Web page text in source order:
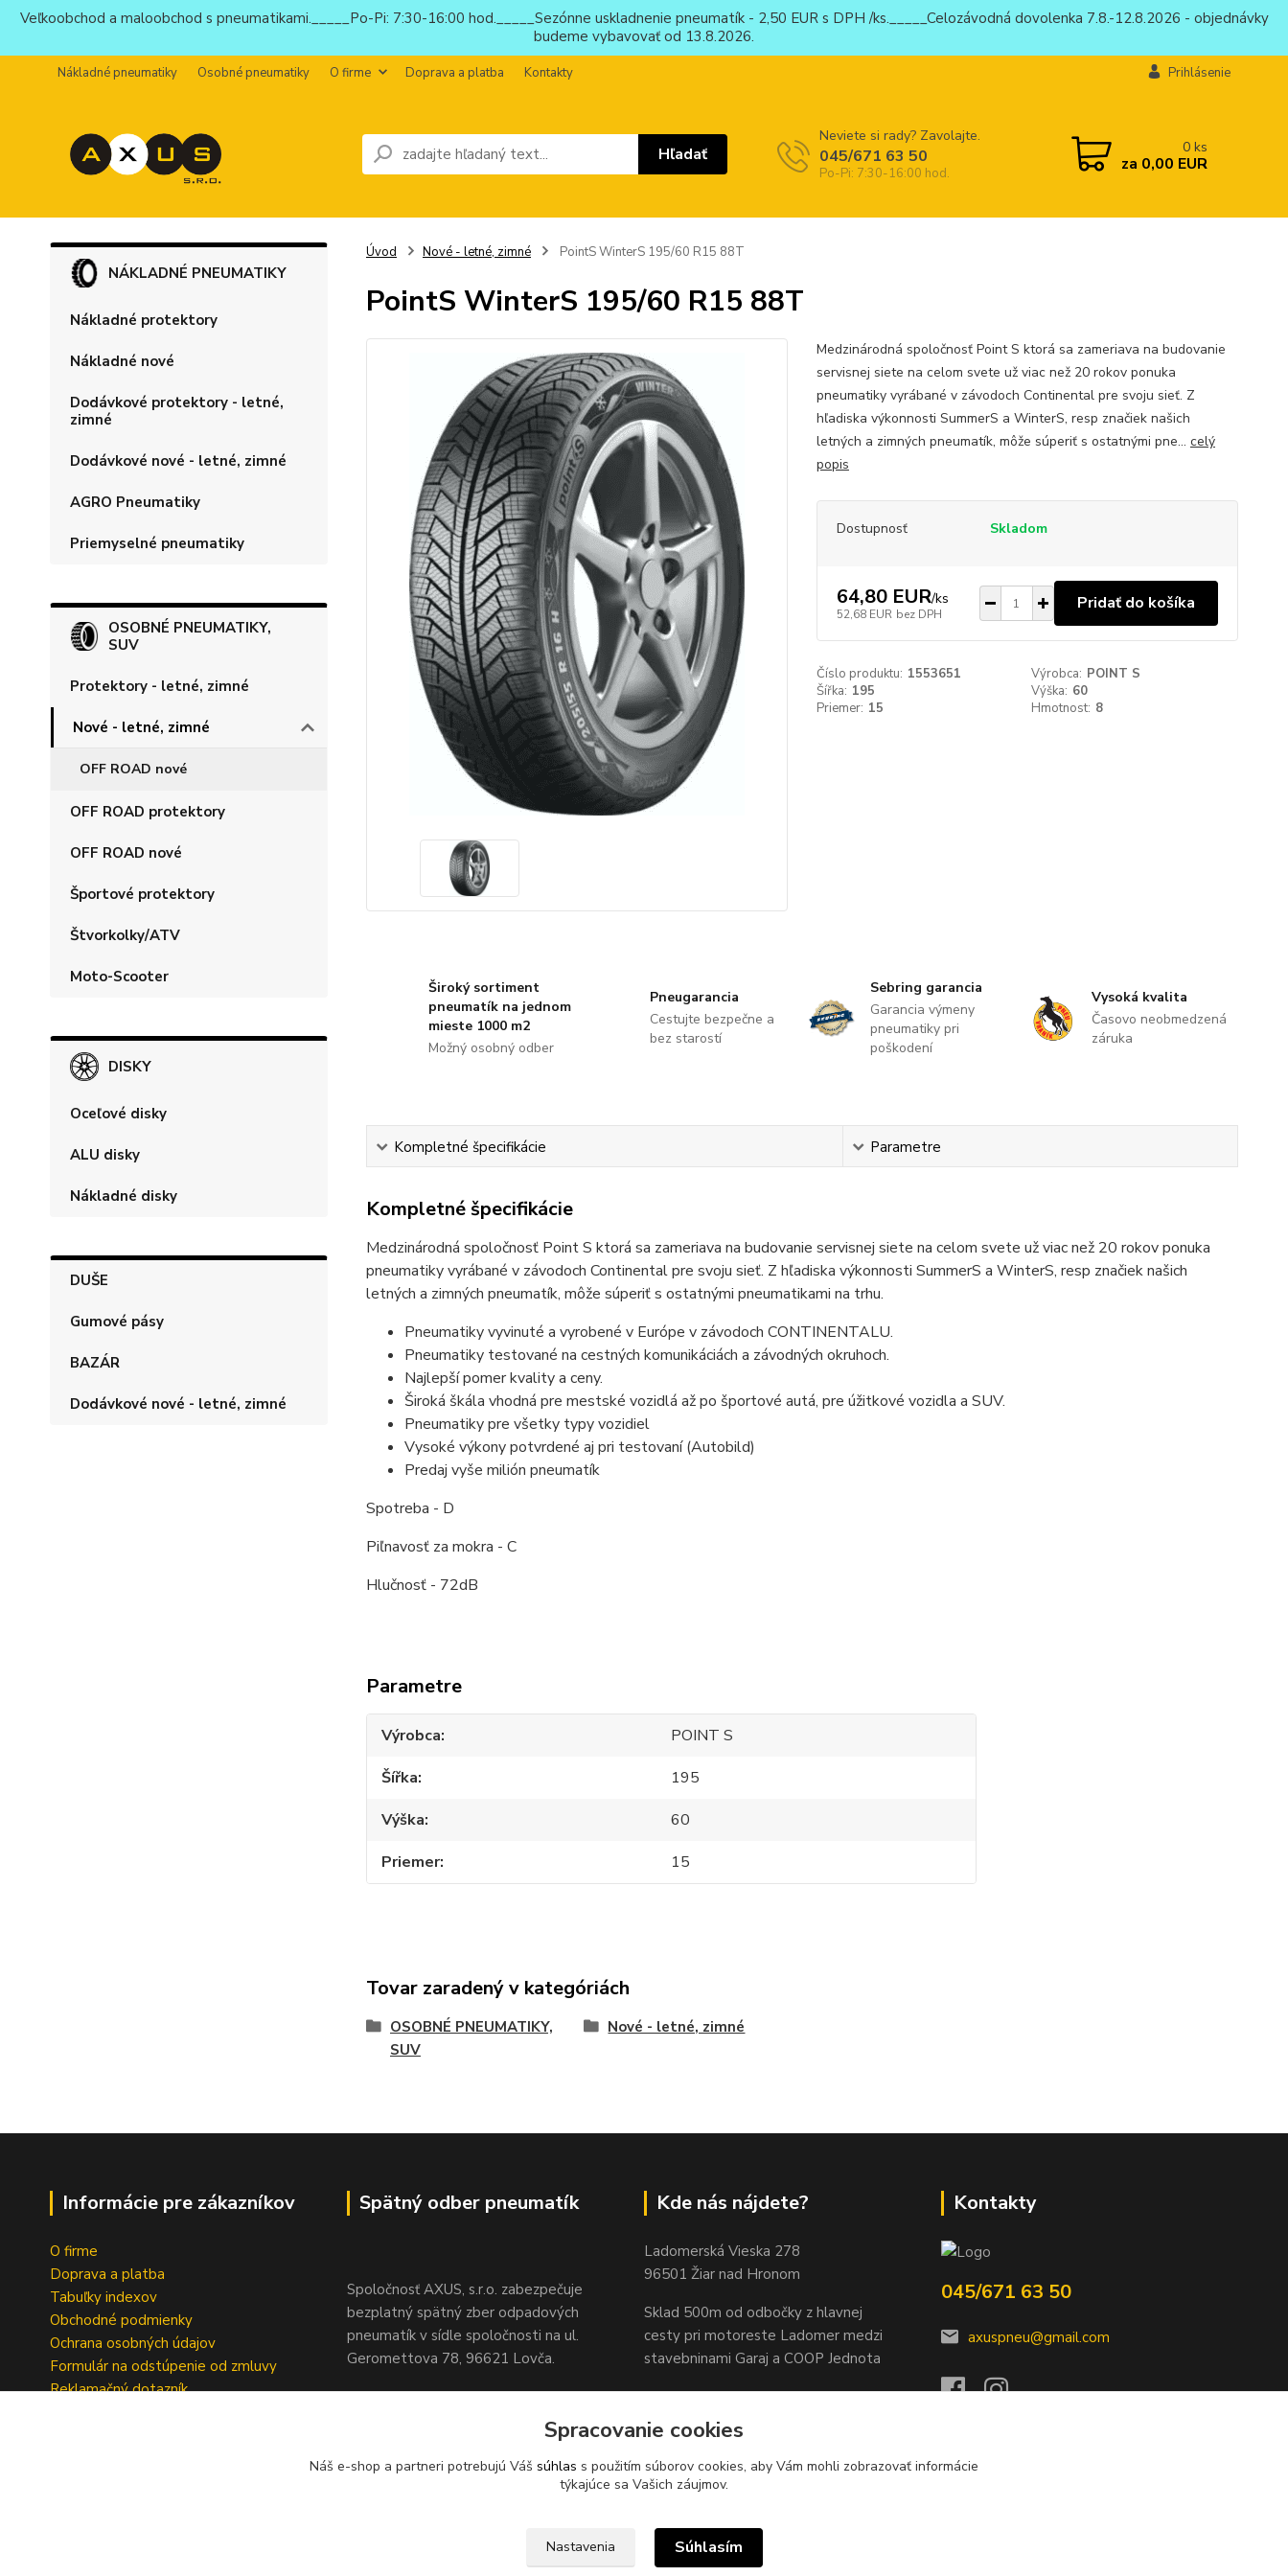
Veľkoobchod a maloobchod s pneumatikami._____Po-Pi: 7:30-16:00 hod._____Sezónne uskladnenie pneumatík - 2,50 EUR s DPH /ks._____Celozávodná dovolenka 7.8.-12.8.2026 - objednávky
budeme vybavovať od 13.8.2026.
Nákladné pneumatiky Osobné pneumatiky O firme Doprava a platba Kontakty Prihlásenie
Hľadať
Neviete si rady? Zavolajte.
045/671 63 50
Po-Pi: 7:30-16:00 hod.
0 ks
za 0,00 EUR
NÁKLADNÉ PNEUMATIKY
Nákladné protektory
Nákladné nové
Dodávkové protektory - letné,
zimné
Dodávkové nové - letné, zimné
AGRO Pneumatiky
Priemyselné pneumatiky
OSOBNÉ PNEUMATIKY,
SUV
Protektory - letné, zimné
Nové - letné, zimné
OFF ROAD nové
OFF ROAD protektory
OFF ROAD nové
Športové protektory
Štvorkolky/ATV
Moto-Scooter
DISKY
Oceľové disky
ALU disky
Nákladné disky
DUŠE
Gumové pásy
BAZÁR
Dodávkové nové - letné, zimné
Úvod Nové - letné, zimné PointS WinterS 195/60 R15 88T
PointS WinterS 195/60 R15 88T
Medzinárodná spoločnosť Point S ktorá sa zameriava na budovanie
servisnej siete na celom svete už viac než 20 rokov ponuka
pneumatiky vyrábané v závodoch Continental pre svoju sieť. Z
hľadiska výkonnosti SummerS a WinterS, resp značiek našich
letných a zimných pneumatík, môže súperiť s ostatnými pne... celý
popis
Dostupnosť Skladom
64,80 EUR/ks
52,68 EUR bez DPH
Pridať do košíka
Číslo produktu: 1553651 Výrobca: POINT S
Šířka: 195 Výška: 60
Priemer: 15 Hmotnost: 8
Široký sortiment
pneumatík na jednom
mieste 1000 m2
Možný osobný odber
Pneugarancia
Cestujte bezpečne a
bez starostí
Sebring garancia
Garancia výmeny
pneumatiky pri
poškodení
Vysoká kvalita
Časovo neobmedzená
záruka
Kompletné špecifikácie Parametre
Kompletné špecifikácie
Medzinárodná spoločnosť Point S ktorá sa zameriava na budovanie servisnej siete na celom svete už viac než 20 rokov ponuka
pneumatiky vyrábané v závodoch Continental pre svoju sieť. Z hľadiska výkonnosti SummerS a WinterS, resp značiek našich
letných a zimných pneumatík, môže súperiť s ostatnými pneumatikami na trhu.
Pneumatiky vyvinuté a vyrobené v Európe v závodoch CONTINENTALU.
Pneumatiky testované na cestných komunikáciách a závodných okruhoch.
Najlepší pomer kvality a ceny.
Široká škála vhodná pre mestské vozidlá až po športové autá, pre úžitkové vozidla a SUV.
Pneumatiky pre všetky typy vozidiel
Vysoké výkony potvrdené aj pri testovaní (Autobild)
Predaj vyše milión pneumatík
Spotreba - D
Piľnavosť za mokra - C
Hlučnosť - 72dB
Parametre
Výrobca
POINT S
Šířka
195
Výška
60
Priemer
15
Tovar zaradený v kategóriách
OSOBNÉ PNEUMATIKY,
SUV
Nové - letné, zimné
Informácie pre zákazníkov
O firme
Doprava a platba
Tabuľky indexov
Obchodné podmienky
Ochrana osobných údajov
Formulár na odstúpenie od zmluvy
Reklamačný dotazník
Spätný odber pneumatík
Spoločnosť AXUS, s.r.o. zabezpečuje
bezplatný spätný zber odpadových
pneumatík v sídle spoločnosti na ul.
Geromettova 78, 96621 Lovča.
Kde nás nájdete?
Ladomerská Vieska 278
96501 Žiar nad Hronom
Sklad 500m od odbočky z hlavnej
cesty pri motoreste Ladomer medzi
stavebninami Garaj a COOP Jednota
Kontakty
045/671 63 50
axuspneu@gmail.com
Spracovanie cookies
Náš e-shop a partneri potrebujú Váš súhlas s použitím súborov cookies, aby Vám mohli zobrazovať informácie
týkajúce sa Vašich záujmov.
Nastavenia Súhlasím